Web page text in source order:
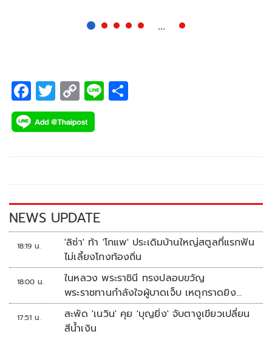
...
F
ac
e
k
T
wi
tt
C
o
p
k
Li
NEWS UPDATE
18:19 น.
'ลิซ่า' ท้า 'โกแพ' ประเดิมบ้านใหญ่สตูลที่แรกฟัน
ไม่เลี้ยงโกงท้องถิ่น
18:00 น.
ในหลวง พระราชินี ทรงปลอบขวัญ
พระราชทานกำลังใจผู้บาดเจ็บ เหตุกราดยิง
รร.เทพศิรินทร์นนทบุรี
17:51 น.
สะพัด 'เนวิน' คุย 'บุญยิ่ง' จับตางูเขียวเปลี่ยน
สีน้ำเงิน